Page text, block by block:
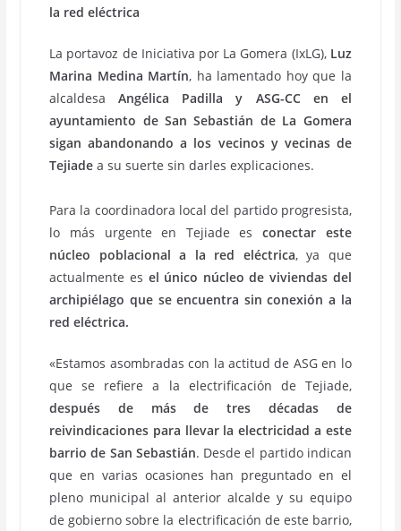
la red eléctrica
La portavoz de Iniciativa por La Gomera (IxLG), Luz
Marina Medina Martín, ha lamentado hoy que la
alcaldesaAngélica Padilla y ASG-CC en el
ayuntamiento de San Sebastián de La Gomera
sigan abandonando a los vecinos y vecinas de
Tejiade a su suerte sin darles explicaciones.
Para la coordinadora local del partido progresista,
lo más urgente en Tejiade esconectar este
núcleo poblacional a la red eléctrica, ya que
actualmente es el único núcleo de viviendas del
archipiélago que se encuentra sin conexión a la
red eléctrica.
«Estamos asombradas con la actitud de ASG en lo
que se refiere a la electrificación de Tejiade,
después de más de tres décadas de
reivindicaciones para llevar la electricidad a este
barrio de San Sebastián. Desde el partido indican
que en varias ocasiones han preguntado en el
pleno municipal al anterior alcalde y su equipo
de gobierno sobre la electrificación de este barrio,